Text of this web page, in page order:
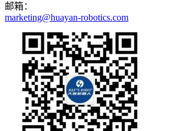
邮箱：
marketing@huayan-robotics.com